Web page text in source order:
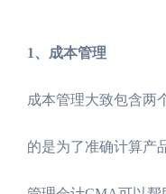
1、成本管理
成本管理大致包含两
的是为了准确计算产